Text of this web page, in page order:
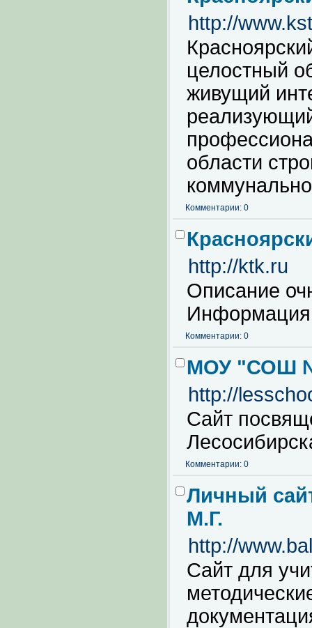
http://
целостный
живущий
области
Комментарии: 0
http://ktk.ru
Описание
Информация
Комментарии: 0
МОУ "СОШ №
http://
Сайт
Комментарии: 0
Личный
М.Г.
http://
Сайт для